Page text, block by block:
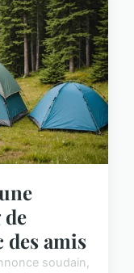
des amis
soudain,